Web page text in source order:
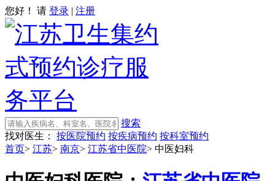
您好！ 请 登录 | 注册
搜索
找对医生：
按医院预约 按疾病预约 按科室预约
首页> 江苏> 南京> 江苏省中医院> 中医妇科